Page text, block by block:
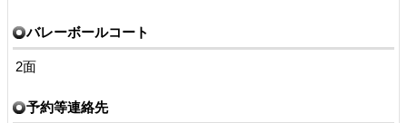
バレーボールコート
2面
予約等連絡先